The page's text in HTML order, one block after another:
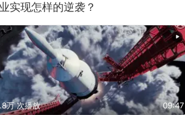
实现怎样的逆袭？
万 次播放 09:47